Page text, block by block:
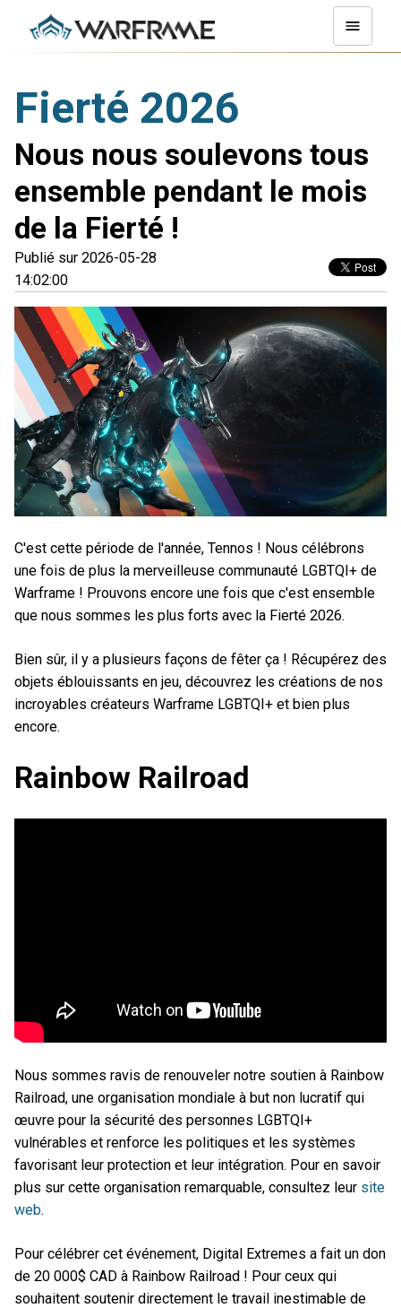
Fierté 2026
Nous nous soulevons tous
ensemble pendant le mois
de la Fierté !
Publié sur 2026-05-28
14:02:00
C'est cette période de l'année, Tennos ! Nous célébrons
une fois de plus la merveilleuse communauté LGBTQI+ de
Warframe ! Prouvons encore une fois que c'est ensemble
que nous sommes les plus forts avec la Fierté 2026.
Bien sûr, il y a plusieurs façons de fêter ça ! Récupérez des
objets éblouissants en jeu, découvrez les créations de nos
incroyables créateurs Warframe LGBTQI+ et bien plus
encore.
Rainbow Railroad
Nous sommes ravis de renouveler notre soutien à Rainbow
Railroad, une organisation mondiale à but non lucratif qui
œuvre pour la sécurité des personnes LGBTQI+
vulnérables et renforce les politiques et les systèmes
favorisant leur protection et leur intégration. Pour en savoir
plus sur cette organisation remarquable, consultez leur site
web.
Pour célébrer cet événement, Digital Extremes a fait un don
de 20 000$ CAD à Rainbow Railroad ! Pour ceux qui
souhaitent soutenir directement le travail inestimable de